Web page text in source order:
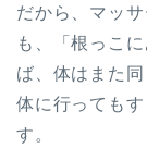
だから、マッ
も、「根っこ
ば、体はまた
体に行っても
す。